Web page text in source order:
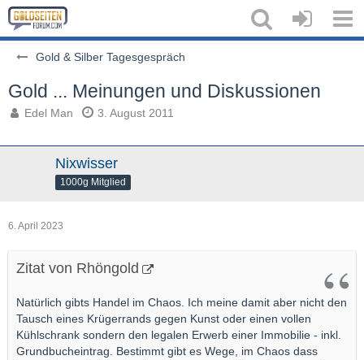
Gold & Silber Tagesgespräch
Gold ... Meinungen und Diskussionen
Edel Man 3. August 2011
Nixwisser
1000g Mitglied
6. April 2023
Zitat von Rhöngold
Natürlich gibts Handel im Chaos. Ich meine damit aber nicht den
Tausch eines Krügerrands gegen Kunst oder einen vollen
Kühlschrank sondern den legalen Erwerb einer Immobilie - inkl.
Grundbucheintrag. Bestimmt gibt es Wege, im Chaos dass